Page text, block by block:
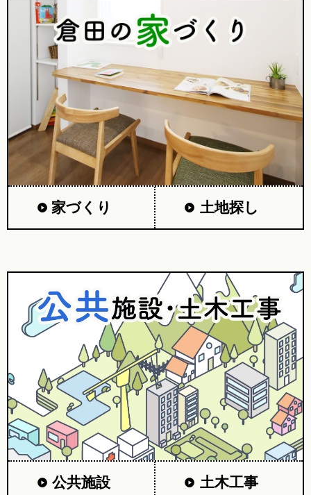
家づくり 土地探し
公共施設 土木工事